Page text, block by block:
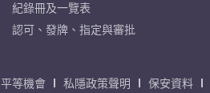
紀錄冊及一覽表
認可、發牌、指定與審批
平等機會 私隱政策聲明 保安資料